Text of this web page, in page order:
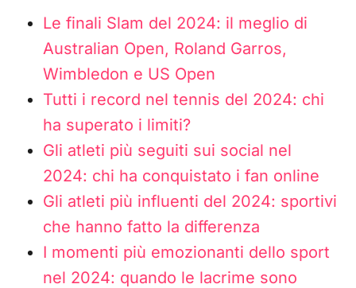
Le finali Slam del 2024: il meglio di
Australian Open, Roland Garros,
Wimbledon e US Open
Tutti i record nel tennis del 2024: chi
ha superato i limiti?
Gli atleti più seguiti sui social nel
2024: chi ha conquistato i fan online
Gli atleti più influenti del 2024: sportivi
che hanno fatto la differenza
I momenti più emozionanti dello sport
nel 2024: quando le lacrime sono